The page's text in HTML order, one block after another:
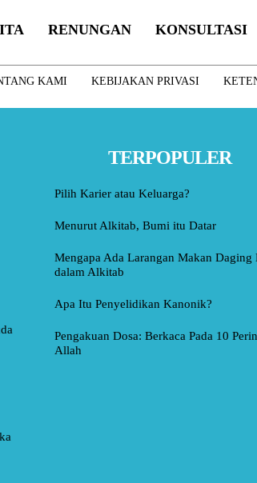
RENUNGAN KONSULTASI
KAMI KEBIJAKAN PRIVASI
TERPOPULER
Pilih Karier atau Keluarga?
Menurut Alkitab, Bumi itu Datar
Mengapa Ada Larangan Makan Daging
dalam Alkitab
Apa Itu Penyelidikan Kanonik?
Pengakuan Dosa: Berkaca Pada 10
Allah